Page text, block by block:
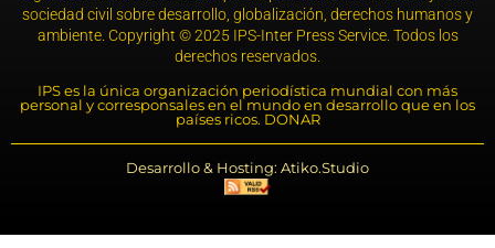
sociedad civil sobre desarrollo, globalización, derechos humanos y
ambiente. Copyright © 2025 IPS-Inter Press Service. Todos los
derechos reservados.
IPS es la única organización periodística mundial con más
personal y corresponsales en el mundo en desarrollo que en los
países ricos. DONAR
Desarrollo & Hosting: Atiko.Studio